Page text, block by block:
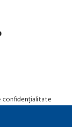
confidențialitate